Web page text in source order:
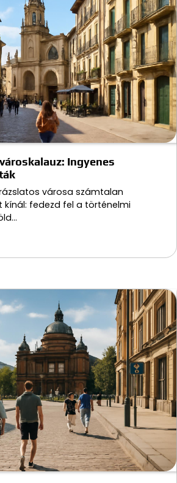
Ingyenes
városa számtalan
kínál: fedezd fel a történelmi